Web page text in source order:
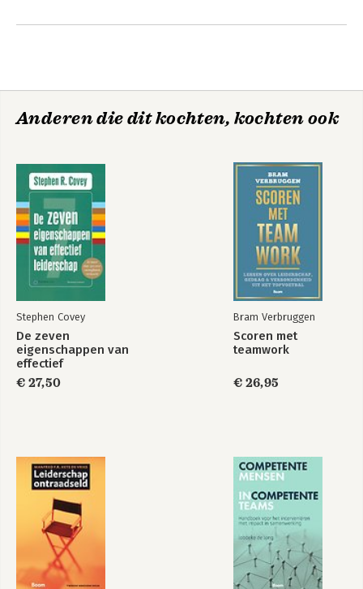
Anderen die dit kochten, kochten ook
Stephen Covey
De zeven
eigenschappen van
effectief
leiderschap
€ 27,50
Bram Verbruggen
Scoren met
teamwork
€ 26,95